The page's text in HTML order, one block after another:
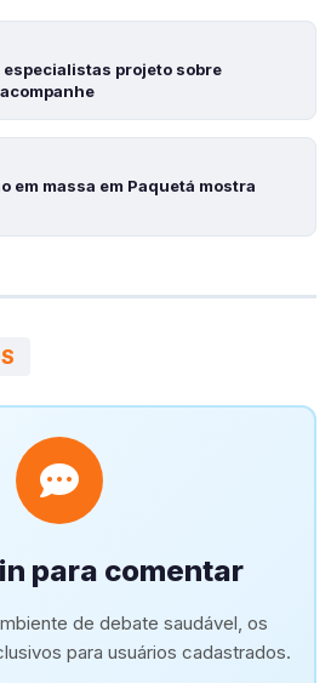
especialistas projeto sobre
em massa em Paquetá mostra
para comentar
de debate saudável, os
para usuários cadastrados.